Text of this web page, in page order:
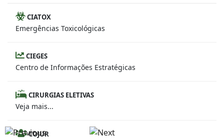
CIATOX
Emergências Toxicológicas
CIEGES
Centro de Informações Estratégicas
CIRURGIAS ELETIVAS
Veja mais...
COJUR